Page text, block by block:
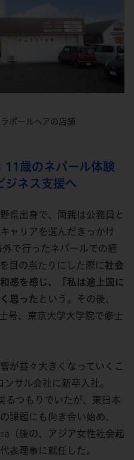
ポールヘアの店舗
11歳のネパール体験
ジネス支援へ
県出身で、両親は公務員と
ャリアを選んだきっかけ
で行ったネパールでの経
目の当たりにした際に 社会
感を感じ、「私は途上国に
思った という。その後、
号、東京大学大学院で修士
が益々大きくなっていくこ
サル会社に新卒入社。
るつもりでいたが、東日本
課題にも向き合い始め、
（後の、アジア女性社会起
表理事に就任した。